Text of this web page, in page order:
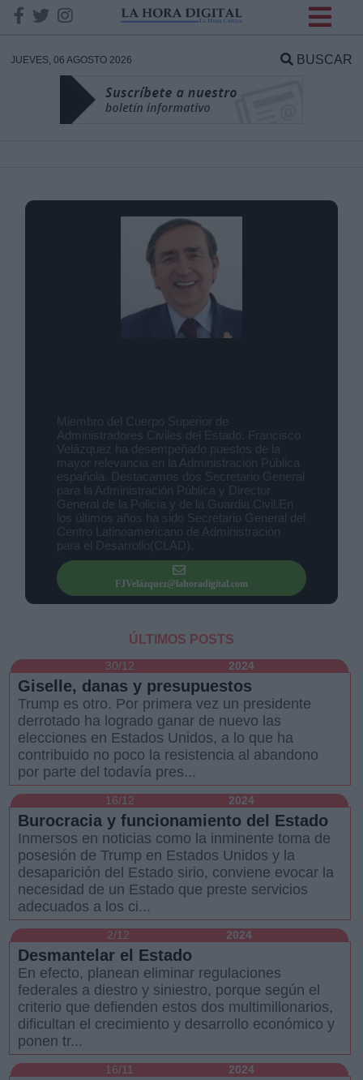
JUEVES, 06 AGOSTO 2026 BUSCAR
FJVelázquez@lahoradigital.com
ÚLTIMOS POSTS
30/12 2024
Giselle, danas y presupuestos
Trump es otro. Por primera vez un presidente
derrotado ha logrado ganar de nuevo las
elecciones en Estados Unidos, a lo que ha
contribuido no poco la resistencia al abandono
por parte del todavía pres...
16/12 2024
Burocracia y funcionamiento del Estado
Inmersos en noticias como la inminente toma de
posesión de Trump en Estados Unidos y la
desaparición del Estado sirio, conviene evocar la
necesidad de un Estado que preste servicios
adecuados a los ci...
2/12 2024
Desmantelar el Estado
En efecto, planean eliminar regulaciones
federales a diestro y siniestro, porque según el
criterio que defienden estos dos multimillonarios,
dificultan el crecimiento y desarrollo económico y
ponen tr...
16/11 2024
DATOS
Responsable: